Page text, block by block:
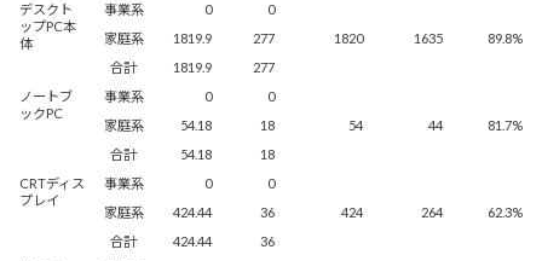
デスクト
ップPC本
体
事業系 0
0
1820
1635 89.8%
家庭系 1819.9
277
合計
1819.9
277
ノートブ
ックPC
事業系 0
0
54
44 81.7%
家庭系 54.18
18
合計
54.18
18
CRTディス
プレイ
事業系 0
0
424
264 62.3%
家庭系 424.44
36
合計
424.44
36